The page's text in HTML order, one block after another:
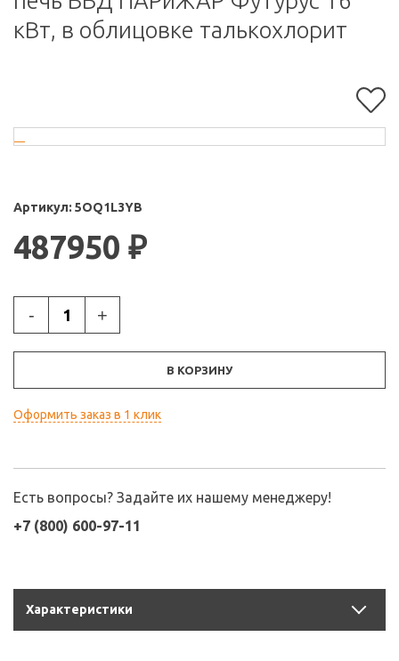
кВт, в облицовке талькохлорит
Артикул: 5OQ1L3YB
487950 ₽
- +
В КОРЗИНУ
Оформить заказ в 1 клик
Есть вопросы? Задайте их нашему менеджеру!
+7 (800) 600-97-11
Характеристики